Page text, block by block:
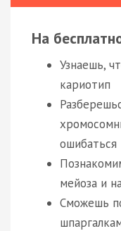
На
Узнаешь,
кариотип
ошибаться
мейоза и
Сможешь